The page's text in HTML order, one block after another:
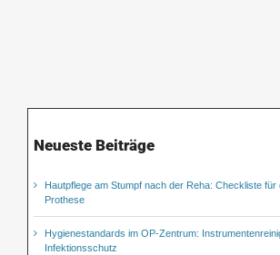
Neueste Beiträge
Hautpflege am Stumpf nach der Reha: Checkliste für
Prothese
Hygienestandards im OP-Zentrum:
Infektionsschutz